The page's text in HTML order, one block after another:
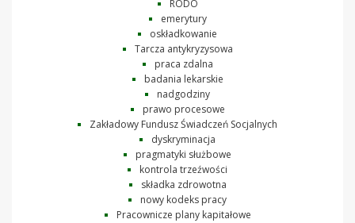
RODO
emerytury
oskładkowanie
Tarcza antykryzysowa
praca zdalna
badania lekarskie
nadgodziny
prawo procesowe
Zakładowy Fundusz Świadczeń Socjalnych
dyskryminacja
pragmatyki służbowe
kontrola trzeźwości
składka zdrowotna
nowy kodeks pracy
Pracownicze plany kapitałowe